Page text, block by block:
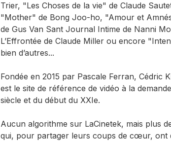
Trier, "Les Choses de la vie" de Claude
"Mother" de Bong Joo-ho, "Amour et
de Gus Van Sant Journal Intime de Nanni
L’Effrontée de Claude Miller ou encore
bien d’autres...
Fondée en 2015 par Pascale Ferran, Cédric
est le site de référence de vidéo à la
siècle et du début du XXIe.
Aucun algorithme sur LaCinetek, mais plus
qui, pour partager leurs coups de cœur, ont